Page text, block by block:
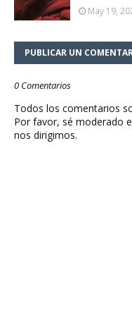
May 19,
PUBLICAR UN
0 Comentarios
Todos los comentarios
Por favor, sé moderado
nos dirigimos.